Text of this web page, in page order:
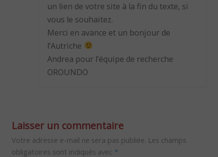
un lien de votre site à la fin du texte, si
vous le souhaitez.
Merci en avance et un bonjour de
l’Autriche
Andrea pour l’équipe de recherche
OROUNDO
Laisser un commentaire
Votre adresse e-mail ne sera pas publiée. Les champs
obligatoires sont indiqués avec *